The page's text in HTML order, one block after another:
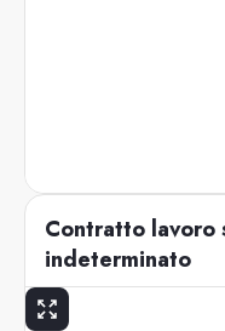
Contratto lavoro
indeterminato